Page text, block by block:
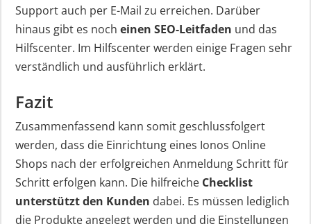
Support auch per E-Mail zu erreichen. Darüber
hinaus gibt es nocheinen SEO-Leitfaden und das
Hilfscenter. Im Hilfscenter werden einige Fragen sehr
verständlich und ausführlich erklärt.
Fazit
Zusammenfassend kann somit geschlussfolgert
werden, dass die Einrichtung eines Ionos Online
Shops nach der erfolgreichen Anmeldung Schritt für
Schritt erfolgen kann. Die hilfreiche Checklist
unterstützt den Kunden dabei. Es müssen lediglich
die Produkte angelegt werden und die Einstellungen